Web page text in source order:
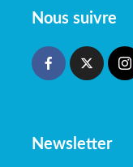
Nous suivre
Newsletter